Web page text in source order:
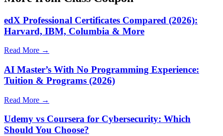
edX Professional Certificates Compared (2026):
Harvard, IBM, Columbia & More
Read More →
AI Master’s With No Programming Experience:
Tuition & Programs (2026)
Read More →
Udemy vs Coursera for Cybersecurity: Which
Should You Choose?